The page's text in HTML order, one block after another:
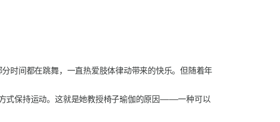
时间都在跳舞，一直热爱肢体律动带来的快乐。但随着年
式保持运动。这就是她教授椅子瑜伽的原因——一种可以